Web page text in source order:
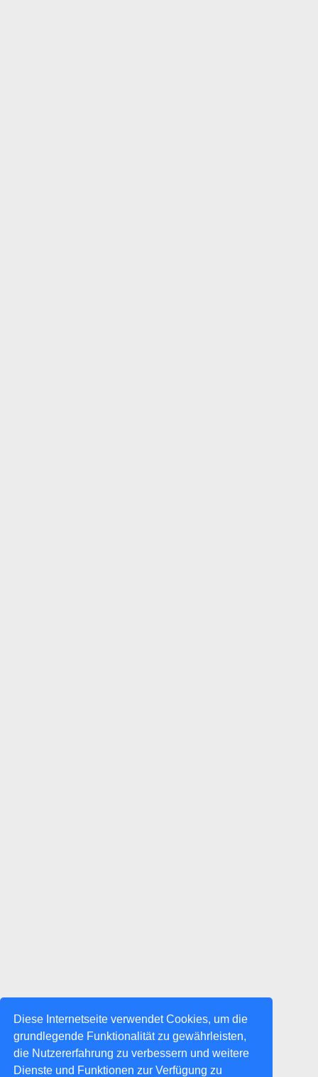
Diese Internetseite verwendet Cookies, um die
grundlegende Funktionalität zu gewährleisten,
die Nutzererfahrung zu verbessern und weitere
Dienste und Funktionen zur Verfügung zu